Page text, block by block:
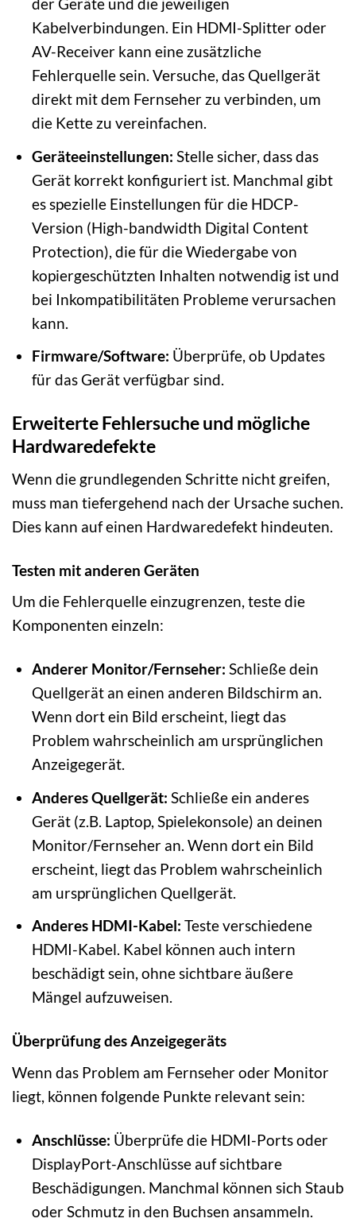
der Geräte und die jeweiligen
Kabelverbindungen. Ein HDMI-Splitter oder
AV-Receiver kann eine zusätzliche
Fehlerquelle sein. Versuche, das Quellgerät
direkt mit dem Fernseher zu verbinden, um
die Kette zu vereinfachen.
Geräteeinstellungen: Stelle sicher, dass das
Gerät korrekt konfiguriert ist. Manchmal gibt
es spezielle Einstellungen für die HDCP-
Version (High-bandwidth Digital Content
Protection), die für die Wiedergabe von
kopiergeschützten Inhalten notwendig ist und
bei Inkompatibilitäten Probleme verursachen
kann.
Firmware/Software: Überprüfe, ob Updates
für das Gerät verfügbar sind.
Erweiterte Fehlersuche und mögliche
Hardwaredefekte
Wenn die grundlegenden Schritte nicht greifen,
muss man tiefergehend nach der Ursache suchen.
Dies kann auf einen Hardwaredefekt hindeuten.
Testen mit anderen Geräten
Um die Fehlerquelle einzugrenzen, teste die
Komponenten einzeln:
Anderer Monitor/Fernseher: Schließe dein
Quellgerät an einen anderen Bildschirm an.
Wenn dort ein Bild erscheint, liegt das
Problem wahrscheinlich am ursprünglichen
Anzeigegerät.
Anderes Quellgerät: Schließe ein anderes
Gerät (z.B. Laptop, Spielekonsole) an deinen
Monitor/Fernseher an. Wenn dort ein Bild
erscheint, liegt das Problem wahrscheinlich
am ursprünglichen Quellgerät.
Anderes HDMI-Kabel: Teste verschiedene
HDMI-Kabel. Kabel können auch intern
beschädigt sein, ohne sichtbare äußere
Mängel aufzuweisen.
Überprüfung des Anzeigegeräts
Wenn das Problem am Fernseher oder Monitor
liegt, können folgende Punkte relevant sein:
Anschlüsse: Überprüfe die HDMI-Ports oder
DisplayPort-Anschlüsse auf sichtbare
Beschädigungen. Manchmal können sich Staub
oder Schmutz in den Buchsen ansammeln.